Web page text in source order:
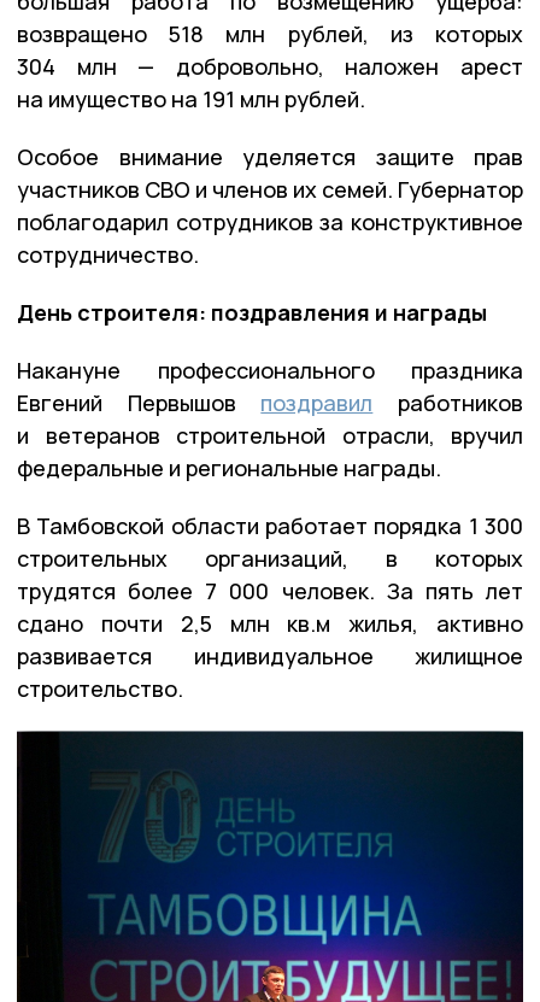
возвращено 518 млн рублей, из которых
304 млн — добровольно, наложен арест
на имущество на 191 млн рублей.
Особое внимание уделяется защите прав
участников СВО и членов их семей. Губернатор
поблагодарил сотрудников за конструктивное
сотрудничество.
День строителя: поздравления и награды
Накануне профессионального праздника
Евгений Первышов поздравил работников
и ветеранов строительной отрасли, вручил
федеральные и региональные награды.
В Тамбовской области работает порядка 1 300
строительных организаций, в которых
трудятся более 7 000 человек. За пять лет
сдано почти 2,5 млн кв.м жилья, активно
развивается индивидуальное жилищное
строительство.